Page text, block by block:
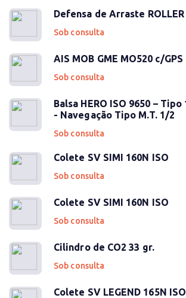
Defensa de Arraste ROLLER
Sob consulta
AIS MOB GME MO520 c/GPS
Sob consulta
Balsa HERO ISO 9650 –
- Navegação Tipo M.T. 1/2
Sob consulta
Colete SV SIMI 160N ISO
Sob consulta
Colete SV SIMI 160N ISO
Sob consulta
Cilindro de CO2 33 gr.
Sob consulta
Colete SV LEGEND 165N ISO